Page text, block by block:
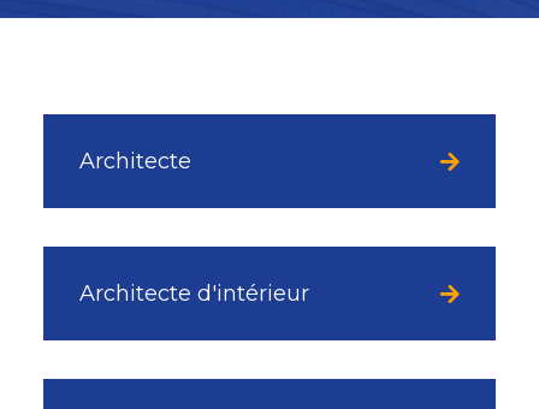
Architecte
Architecte d'intérieur